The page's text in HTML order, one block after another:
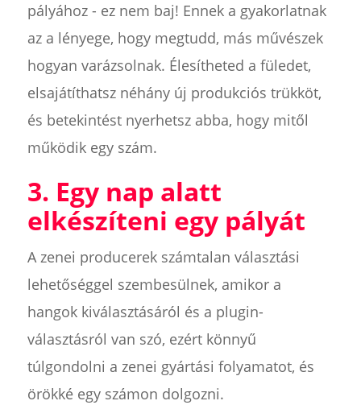
pályához - ez nem baj! Ennek a gyakorlatnak
az a lényege, hogy megtudd, más művészek
hogyan varázsolnak. Élesítheted a füledet,
elsajátíthatsz néhány új produkciós trükköt,
és betekintést nyerhetsz abba, hogy mitől
működik egy szám.
3. Egy nap alatt
elkészíteni egy pályát
A zenei producerek számtalan választási
lehetőséggel szembesülnek, amikor a
hangok kiválasztásáról és a plugin-
választásról van szó, ezért könnyű
túlgondolni a zenei gyártási folyamatot, és
örökké egy számon dolgozni.